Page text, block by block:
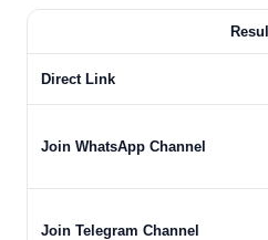
Direct Link
Join WhatsApp Channel
Join Telegram Channel